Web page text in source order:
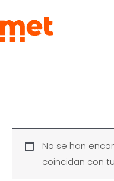
al
contenido
No se han
coincidan con